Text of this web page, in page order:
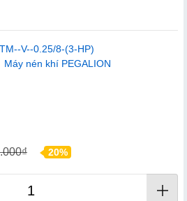
V--0.25/8-(3-HP)
Máy nén khí PEGALION
20%